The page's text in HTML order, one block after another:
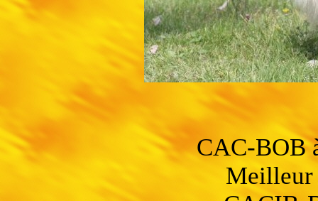
CAC-BOB
Meilleur